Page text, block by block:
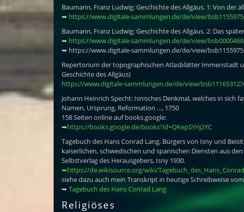
Baumann, Franz Ludwig: Geschichte des Allgäus. 1: Von der
➥ https://www.digitale-sammlungen.de/de/view/
Baumann, Franz Ludwig: Geschichte des Allgäus. 2: Das
➥ https://www.digitale-sammlungen.de/de/view/
➥ https://www.digitale-sammlungen.de/de/view/
Repertorium der topographischen Atlasblätter Immenstadt
Geschichte des Allgäus)
https://www.digitale-sammlungen.de/de/view/
Johann Heinrich Specht: Isnisches Denkmal, welches in sich
Namen, Ursprung, Reformation …, 1750
158 Seiten online auf books.google:
➥https://books.google.de/books?id=QKepSYrij2YC
Tagebuch des Hans Conrad Lang, Bürgers von Isny und
kaiserlichen, schwedischen und spanischen Diensten aus
Selbstverlag des Herausgebers, Isny 1930.
➥https://de.wikisource.org/wiki/
siehe dazu auch mein Transkript in heutige Schreibweise vom
➥ Tagebuch des Hans Conrad Lang
Religiöses